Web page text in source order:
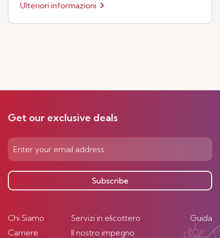
Ulteriori informazioni
Get our exclusive deals
Subscribe
Chi Siamo
Carriere
Servizi in elicottero
Il nostro impegno
Guida